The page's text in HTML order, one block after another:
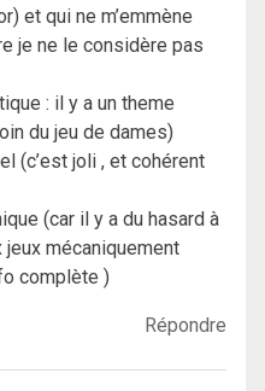
et qui ne m’emmène
je ne le considère pas
: il y a un theme
du jeu de dames)
(c’est joli , et cohérent
(car il y a du hasard à
jeux mécaniquement
complète )
Répondre